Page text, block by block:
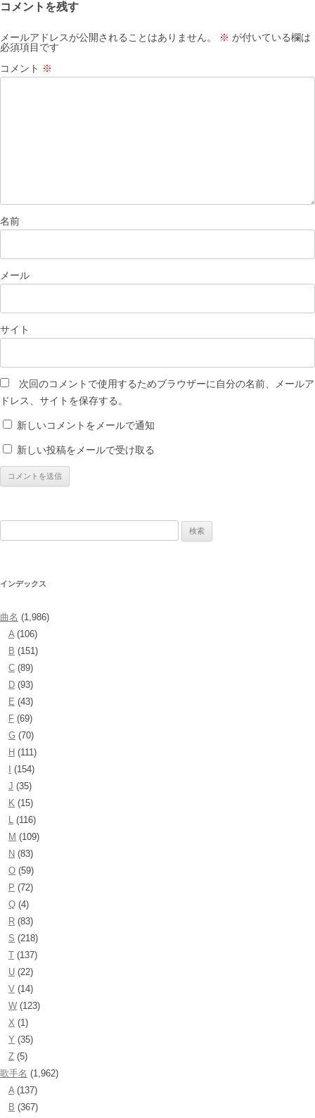
シ
ョ
ン
コメントを残す
メールアドレスが公開されることはありません。 ※ が付いている欄は
必須項目です
コメント ※
名前
メール
サイト
次回のコメントで使用するためブラウザーに自分の名前、メールア
ドレス、サイトを保存する。
新しいコメントをメールで通知
新しい投稿をメールで受け取る
インデックス
曲名 (1,986)
A(106)
B (151)
C (89)
D (93)
E (43)
F (69)
G (70)
H (111)
(154)
J (35)
K (15)
L (116)
M (109)
N (83)
O (59)
P (72)
Q (4)
R (83)
S (218)
T (137)
U (22)
V (14)
W (123)
X (1)
Y (35)
Z (5)
歌手名 (1,962)
A(137)
B (367)